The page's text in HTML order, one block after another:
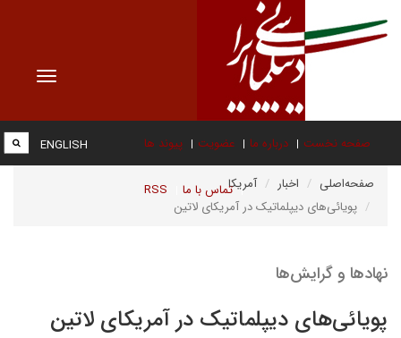
Toggle
صفحه نخست درباره ما عضویت پیوند ها
تماس با ما RSS
ENGLISH
صفحه‌اصلی اخبار
آمریکا
پویائی‌های دیپلماتیک در آمریکای لاتین
نهادها و گرایش‌ها
پویائی‌های دیپلماتیک در آمریکای لاتین